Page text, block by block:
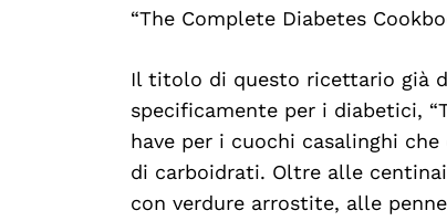
“The Complete Diabetes
Il titolo di questo ricettario già
specificamente per i diabetici,
have per i cuochi casalinghi
di carboidrati. Oltre alle
con verdure arrostite, alle